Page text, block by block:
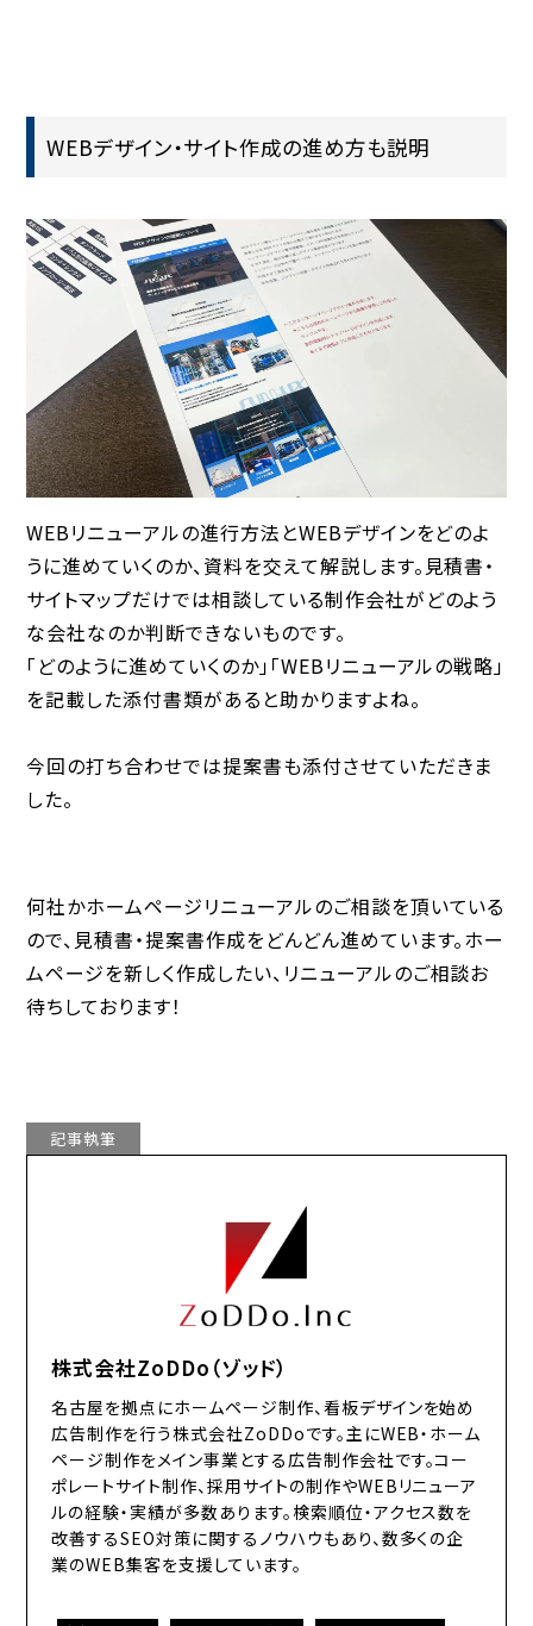
WEBデザイン・サイト作成の進め方も説明
WEBリニューアルの進行方法とWEBデザインをどのよ
うに進めていくのか、資料を交えて解説します。見積書・
サイトマップだけでは相談している制作会社がどのよう
な会社なのか判断できないものです。
「どのように進めていくのか」「WEBリニューアルの戦略」
を記載した添付書類があると助かりますよね。
今回の打ち合わせでは提案書も添付させていただきま
した。
何社かホームページリニューアルのご相談を頂いている
ので、見積書・提案書作成をどんどん進めています。ホー
ムページを新しく作成したい、リニューアルのご相談お
待ちしております！
記事執筆
株式会社ZoDDo（ゾッド）
名古屋を拠点にホームページ制作、看板デザインを始め
広告制作を行う株式会社ZoDDoです。主にWEB・ホーム
ページ制作をメイン事業とする広告制作会社です。コー
ポレートサイト制作、採用サイトの制作やWEBリニューア
ルの経験・実績が多数あります。検索順位・アクセス数を
改善するSEO対策に関するノウハウもあり、数多くの企
業のWEB集客を支援しています。